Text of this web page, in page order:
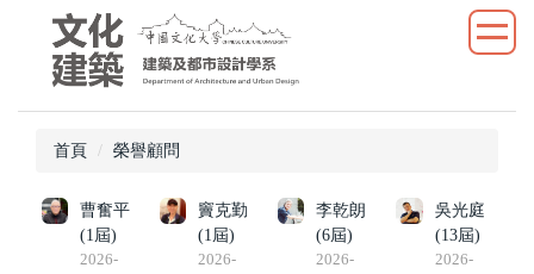
首頁 榮譽顧問
曹奮平
(1屆)
2026-
竇克勤
(1屆)
2026-
李乾朗
(6屆)
2026-
吳光庭
(13屆)
2026-